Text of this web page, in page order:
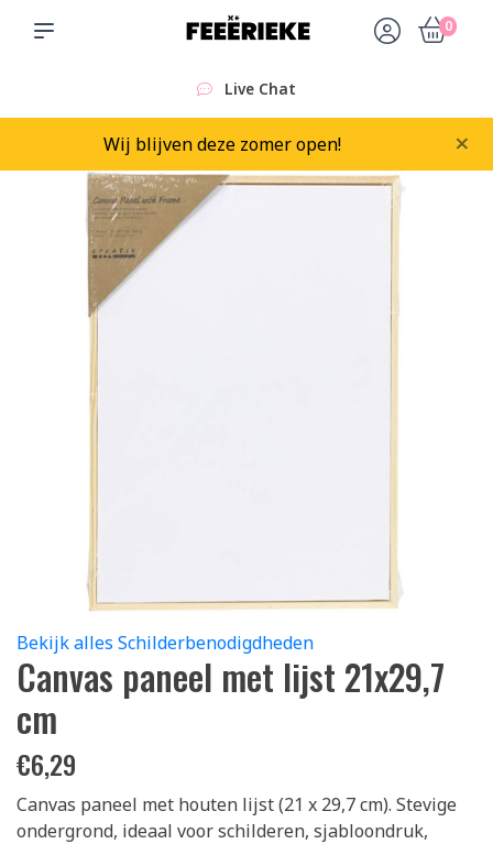
0
Live Chat
Wij blijven deze zomer open! ×
Bekijk alles Schilderbenodigdheden
Canvas paneel met lijst 21x29,7
cm
€6,29
Canvas paneel met houten lijst (21 x 29,7 cm). Stevige
ondergrond, ideaal voor schilderen, sjabloondruk,